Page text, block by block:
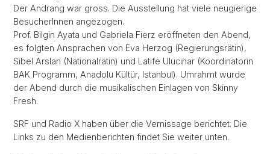
Der Andrang war gross. Die Ausstellung hat viele neugierige
BesucherInnen angezogen.
Prof. Bilgin Ayata und Gabriela Fierz eröffneten den Abend,
es folgten Ansprachen von Eva Herzog (Regierungsrätin),
Sibel Arslan (Nationalrätin) und Latife Ulucinar (Koordinatorin
BAK Programm, Anadolu Kültür, Istanbul). Umrahmt wurde
der Abend durch die musikalischen Einlagen von Skinny
Fresh.
SRF und Radio X haben über die Vernissage berichtet. Die
Links zu den Medienberichten findet Sie weiter unten.